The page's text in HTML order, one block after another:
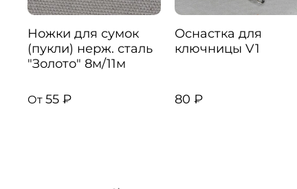
Ножки для сумок
(пукли) нерж. сталь
"Золото" 8м/11м
От 55 ₽
Оснастка для
ключницы V1
80 ₽